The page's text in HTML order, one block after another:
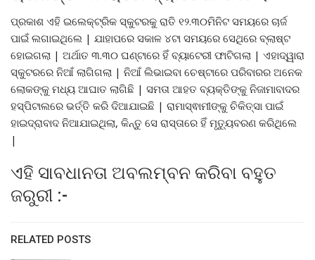
ପ୍ରକାଶ ଏହି ଇଲେକ୍ଟ୍ରିକ ସ୍କୁଟରକୁ ରାତି ୧୨.୩୦ମିନିଟ ସମୟରେ ଚାର୍ଜ
ପାଇଁ ଲଗାଇଥିଲେ | ଯାହାପରେ ସକାଳ ୪ଟା ସମୟରେ ସେଥିରେ ବ୍ଲାଷ୍ଟ
ହୋଇଗଲା | ଅର୍ଥାତ ୩.୩୦ ଘଣ୍ଟାରେ ହିଁ ବ୍ୟାଟେରୀ ଫାଟିଗଲା | ଏହାଦ୍ୱାରା
ସ୍କୁଟରରେ ନିଆଁ ଲାଗିଗଲା | ନିଆଁ ଲିଭାଇବା ଚେଷ୍ଟାରେ ପରିବାରର ଅନେକ
ଲୋକଙ୍କୁ ମଧ୍ୟ ଆଘାତ ଲାଗିଛି | ସମତା ଆହତ ବ୍ୟକ୍ତିଙ୍କୁ ନିଜାମାବାଦର
ହସ୍ପିଟାଲରେ ଭର୍ତ୍ତି କରି ଦିଆଯାଇଛି | ରାମାସ୍ଵାମୀଙ୍କୁ ଚିକିତ୍ସା ପାଇଁ
ହାଇଦ୍ରାବାଦ ନିଆଯାଇଥିଲା, କିନ୍ତୁ ସେ ରାସ୍ତାରେ ହିଁ ମୃତ୍ୟୁବରଣ କରିଥିଲେ
|
ଏହି ସାବଧାନତା ଅବଲମ୍ବନ କରିବା ବହୁତ
ଜରୁରୀ :-
RELATED POSTS